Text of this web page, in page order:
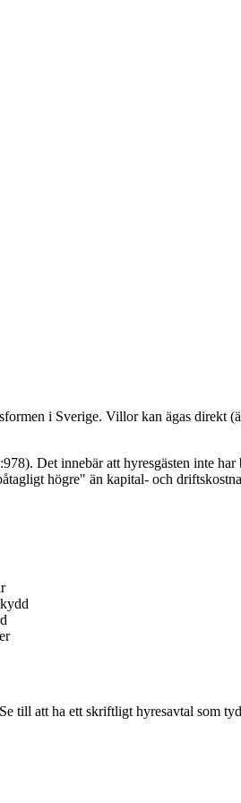
i Sverige. Villor kan ägas
Det innebär att hyresgästen inte
högre" än kapital- och
till att ha ett skriftligt hyresavtal som